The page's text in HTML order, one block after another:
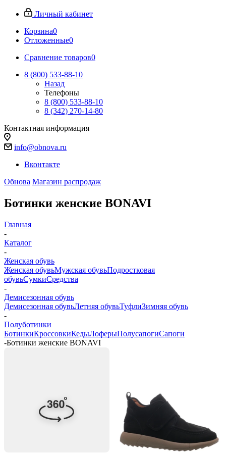
Личный кабинет
Корзина0
Отложенные0
Сравнение товаров0
8 (800) 533-88-10
Назад
Телефоны
8 (800) 533-88-10
8 (342) 270-14-80
Контактная информация
info@obnova.ru
Вконтакте
Обнова Магазин распродаж
Ботинки женские BONAVI
Главная
-
Каталог
-
Женская обувь
Женская обувьМужская обувьПодростковая
обувьСумкиСредства
-
Демисезонная обувь
Демисезонная обувьЛетняя обувьТуфлиЗимняя обувь
-
Полуботинки
БотинкиКроссовкиКедыЛоферыПолусапогиСапоги
-Ботинки женские BONAVI